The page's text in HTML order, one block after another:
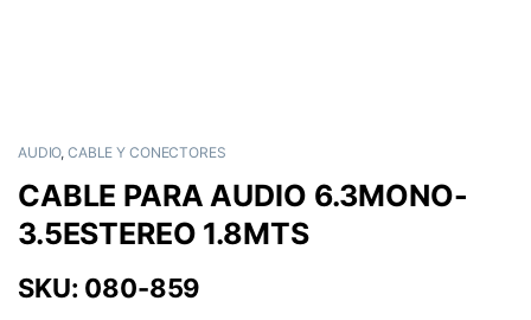
AUDIO,CABLE Y CONECTORES
CABLE PARA AUDIO 6.3MONO-
3.5ESTEREO 1.8MTS
SKU: 080-859